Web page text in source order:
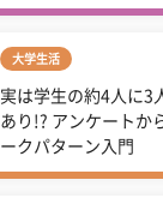
大学生活
実は学生の約4人に3
あり!? アンケートか
ークパターン入門